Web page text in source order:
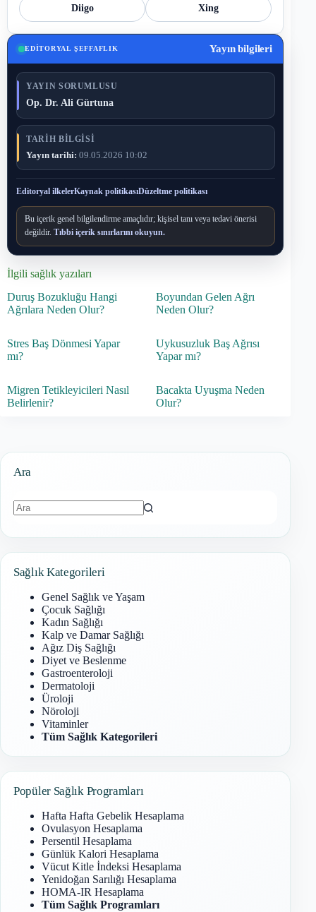
Diigo Xing
EDITORYAL ŞEFFAFLIK Yayın bilgileri
YAYIN SORUMLUSU
Op. Dr. Ali Gürtuna
TARIH BILGISI
Yayın tarihi: 09.05.2026 10:02
Editoryal ilkelerKaynak politikasıDüzeltme politikası
Bu içerik genel bilgilendirme amaçlıdır; kişisel tanı veya tedavi önerisi
değildir. Tıbbi içerik sınırlarını okuyun.
İlgili sağlık yazıları
Duruş Bozukluğu Hangi
Ağrılara Neden Olur?
Boyundan Gelen Ağrı
Neden Olur?
Stres Baş Dönmesi Yapar
mı?
Uykusuzluk Baş Ağrısı
Yapar mı?
Migren Tetikleyicileri Nasıl
Belirlenir?
Bacakta Uyuşma Neden
Olur?
Ara
Sağlık Kategorileri
Genel Sağlık ve Yaşam
Çocuk Sağlığı
Kadın Sağlığı
Kalp ve Damar Sağlığı
Ağız Diş Sağlığı
Diyet ve Beslenme
Gastroenteroloji
Dermatoloji
Üroloji
Nöroloji
Vitaminler
Tüm Sağlık Kategorileri
Popüler Sağlık Programları
Hafta Hafta Gebelik Hesaplama
Ovulasyon Hesaplama
Persentil Hesaplama
Günlük Kalori Hesaplama
Vücut Kitle İndeksi Hesaplama
Yenidoğan Sarılığı Hesaplama
HOMA-IR Hesaplama
Tüm Sağlık Programları